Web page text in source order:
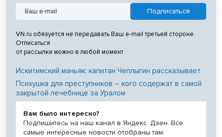
VN.ru обязуется не передавать Ваш e-mail третьей стороне.
Отписаться
от рассылки можно в любой момент
Искитимский маньяк: капитан Чеплыгин рассказывает
Психушка для преступников – кого содержат в самой
закрытой лечебнице за Уралом
Вам было интересно?
Подпишитесь на наш канал в Яндекс. Дзен. Все
самые интересные новости отобраны там.